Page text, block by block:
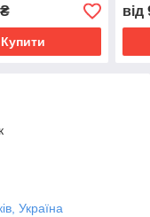
Купити
від
Україна